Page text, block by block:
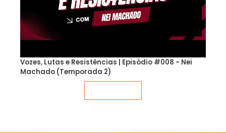
Vozes, Lutas e Resistências | Episódio #008 - Nei
Machado (Temporada 2)